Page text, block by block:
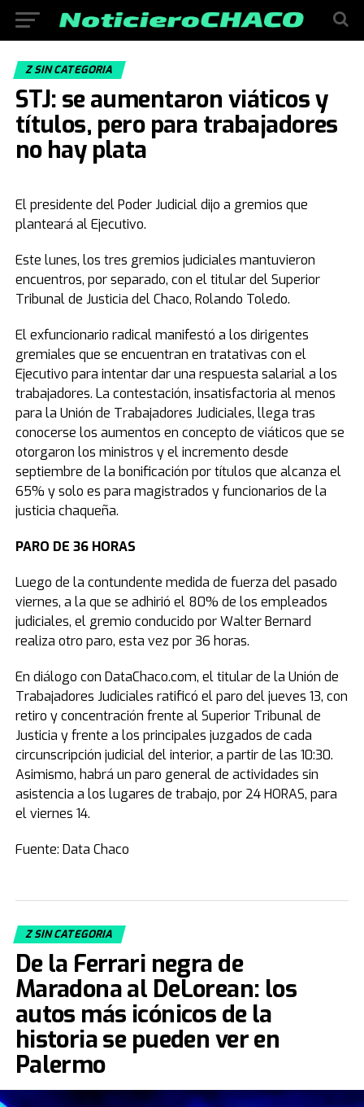
Z SIN CATEGORIA
STJ: se aumentaron viáticos y
títulos, pero para trabajadores
no hay plata
El presidente del Poder Judicial dijo a gremios que
planteará al Ejecutivo.
Este lunes, los tres gremios judiciales mantuvieron
encuentros, por separado, con el titular del Superior
Tribunal de Justicia del Chaco, Rolando Toledo.
El exfuncionario radical manifestó a los dirigentes
gremiales que se encuentran en tratativas con el
Ejecutivo para intentar dar una respuesta salarial a los
trabajadores. La contestación, insatisfactoria al menos
para la Unión de Trabajadores Judiciales, llega tras
conocerse los aumentos en concepto de viáticos que se
otorgaron los ministros y el incremento desde
septiembre de la bonificación por títulos que alcanza el
65% y solo es para magistrados y funcionarios de la
justicia chaqueña.
PARO DE 36 HORAS
Luego de la contundente medida de fuerza del pasado
viernes, a la que se adhirió el 80% de los empleados
judiciales, el gremio conducido por Walter Bernard
realiza otro paro, esta vez por 36 horas.
En diálogo con DataChaco.com, el titular de la Unión de
Trabajadores Judiciales ratificó el paro del jueves 13, con
retiro y concentración frente al Superior Tribunal de
Justicia y frente a los principales juzgados de cada
circunscripción judicial del interior, a partir de las 10:30.
Asimismo, habrá un paro general de actividades sin
asistencia a los lugares de trabajo, por 24 HORAS, para
el viernes 14.
Fuente: Data Chaco
Z SIN CATEGORIA
De la Ferrari negra de
Maradona al DeLorean: los
autos más icónicos de la
historia se pueden ver en
Palermo